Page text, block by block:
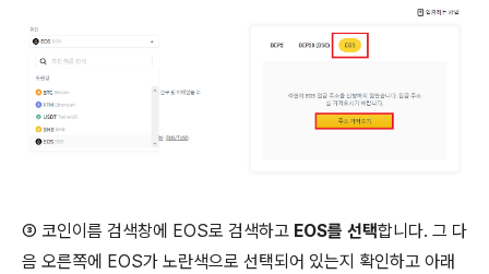
③ 코인이름 검색창에 EOS로 검색하고 EOS를 선택합니다. 그 다
음 오른쪽에 EOS가 노란색으로 선택되어 있는지 확인하고 아래